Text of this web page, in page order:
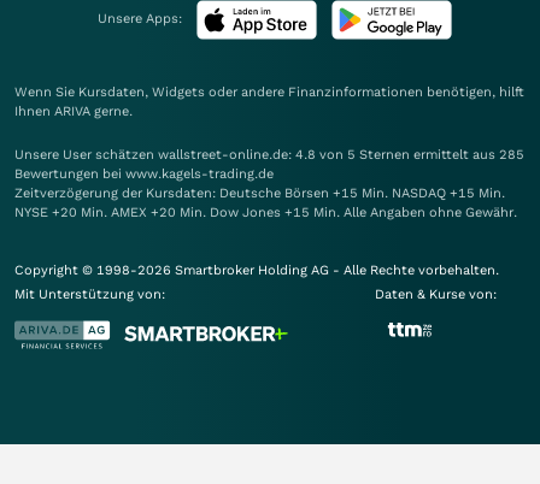
Unsere Apps:
Wenn Sie Kursdaten, Widgets oder andere Finanzinformationen benötigen, hilft
Ihnen ARIVA gerne.
Unsere User schätzen wallstreet-online.de: 4.8 von 5 Sternen ermittelt aus 285
Bewertungen bei www.kagels-trading.de
Zeitverzögerung der Kursdaten: Deutsche Börsen +15 Min. NASDAQ +15 Min.
NYSE +20 Min. AMEX +20 Min. Dow Jones +15 Min. Alle Angaben ohne Gewähr.
Copyright © 1998-2026 Smartbroker Holding AG - Alle Rechte vorbehalten.
Mit Unterstützung von:
Daten & Kurse von: